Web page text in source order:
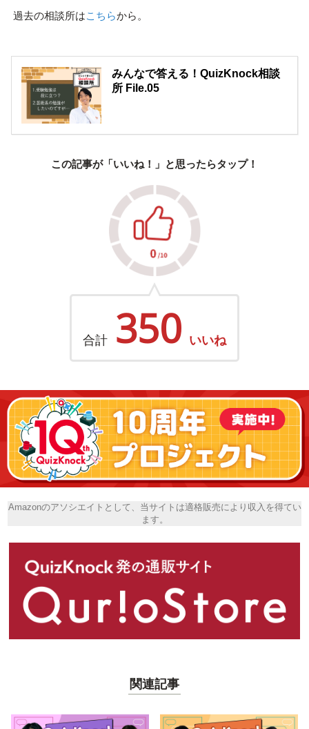
過去の相談所はこちらから。
みんなで答える！QuizKnock相談
所 File.05
この記事が「いいね！」と思ったらタップ！
合計 350 いいね
Amazonのアソシエイトとして、当サイトは適格販売により収入を得てい
ます。
関連記事